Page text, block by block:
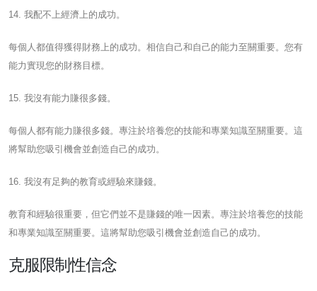
14. 我配不上經濟上的成功。
每個人都值得獲得財務上的成功。相信自己和自己的能力至關重要。您有
能力實現您的財務目標。
15. 我沒有能力賺很多錢。
每個人都有能力賺很多錢。專注於培養您的技能和專業知識至關重要。這
將幫助您吸引機會並創造自己的成功。
16. 我沒有足夠的教育或經驗來賺錢。
教育和經驗很重要，但它們並不是賺錢的唯一因素。專注於培養您的技能
和專業知識至關重要。這將幫助您吸引機會並創造自己的成功。
克服限制性信念